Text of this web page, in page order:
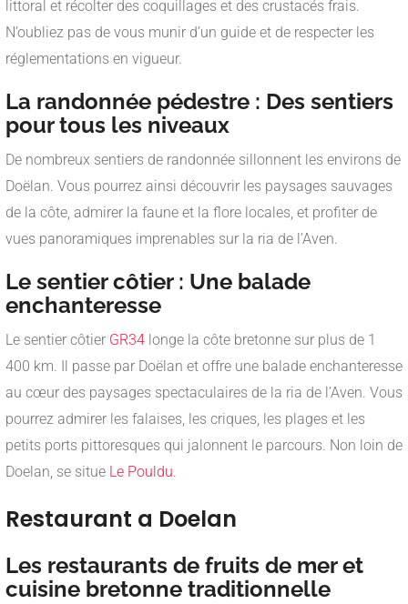
littoral et récolter des coquillages et des crustacés frais.
N’oubliez pas de vous munir d’un guide et de respecter les
réglementations en vigueur.
La randonnée pédestre : Des sentiers
pour tous les niveaux
De nombreux sentiers de randonnée sillonnent les environs de
Doëlan. Vous pourrez ainsi découvrir les paysages sauvages
de la côte, admirer la faune et la flore locales, et profiter de
vues panoramiques imprenables sur la ria de l’Aven.
Le sentier côtier : Une balade
enchanteresse
Le sentier côtier GR34 longe la côte bretonne sur plus de 1
400 km. Il passe par Doëlan et offre une balade enchanteresse
au cœur des paysages spectaculaires de la ria de l’Aven. Vous
pourrez admirer les falaises, les criques, les plages et les
petits ports pittoresques qui jalonnent le parcours. Non loin de
Doelan, se situe Le Pouldu.
Restaurant a Doelan
Les restaurants de fruits de mer et
cuisine bretonne traditionnelle